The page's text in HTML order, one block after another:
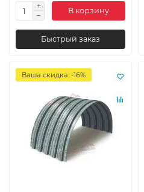
В корзину
Быстрый заказ
Ваша скидка: -16%